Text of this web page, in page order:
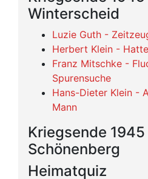
Winterscheid
Luzie Guth -
Herbert Klein -
Franz Mitschke -
Spurensuche
Hans-Dieter Klein -
Mann
Kriegsende 1945
Schönenberg
Heimatquiz